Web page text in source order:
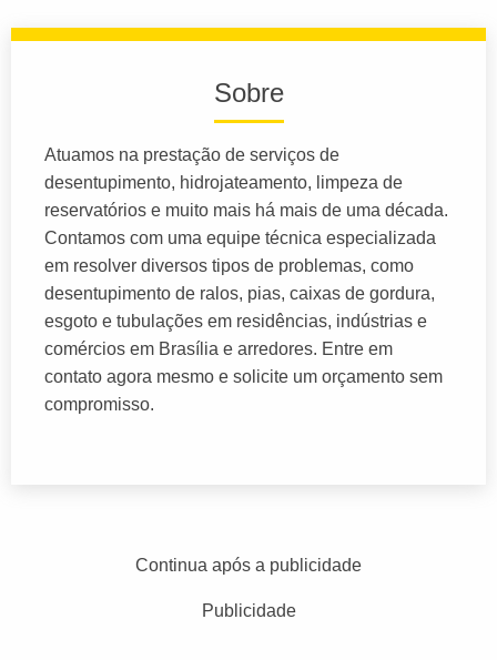
Sobre
Atuamos na prestação de serviços de
desentupimento, hidrojateamento, limpeza de
reservatórios e muito mais há mais de uma década.
Contamos com uma equipe técnica especializada
em resolver diversos tipos de problemas, como
desentupimento de ralos, pias, caixas de gordura,
esgoto e tubulações em residências, indústrias e
comércios em Brasília e arredores. Entre em
contato agora mesmo e solicite um orçamento sem
compromisso.
Continua após a publicidade
Publicidade